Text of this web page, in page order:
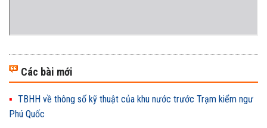
Các bài mới
TBHH về thông số kỹ thuật của khu nước trước Trạm kiểm ngư
Phú Quốc